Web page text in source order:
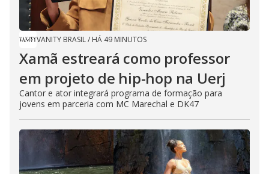
VANITY BRASIL/ HÁ 49 MINUTOS
Xamã estreará como professor
em projeto de hip-hop na Uerj
Cantor e ator integrará programa de formação para
jovens em parceria com MC Marechal e DK47